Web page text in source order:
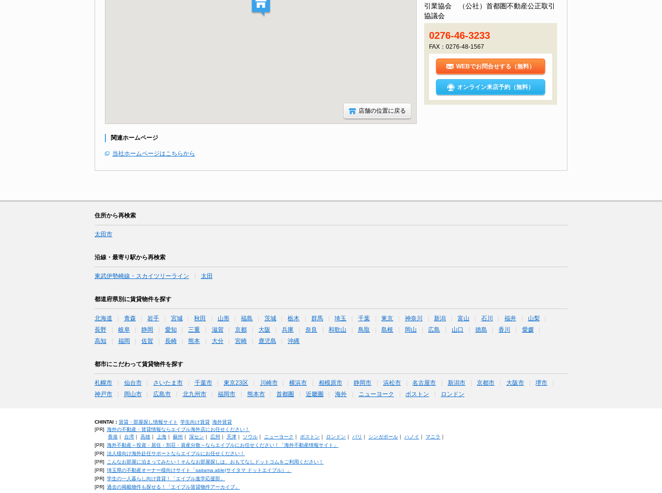
引業協会 （公社）首都圏不動産公正取引
協議会
0276-46-3233
FAX：0276-48-1567
WEBでお問合せする（無料）
オンライン来店予約（無料）
店舗の位置に戻る
関連ホームページ
当社ホームページはこちらから
住所から再検索
太田市
沿線・最寄り駅から再検索
東武伊勢崎線・スカイツリーライン 太田
都道府県別に賃貸物件を探す
北海道 青森 岩手 宮城 秋田 山形 福島 茨城 栃木 群馬 埼玉 千葉 東京 神奈川 新潟 富山 石川 福井
山梨
長野
岐阜 静岡 愛知 三重 滋賀 京都 大阪 兵庫 奈良 和歌山 鳥取 島根 岡山 広島 山口 徳島 香川
愛媛
高知
福岡 佐賀 長崎 熊本 大分 宮崎 鹿児島 沖縄
都市にこだわって賃貸物件を探す
札幌市 仙台市 さいたま市 千葉市 東京23区 川崎市 横浜市 相模原市 静岡市 浜松市 名古屋市 新潟市 京都市 大阪市
堺市
神戸市
岡山市 広島市 北九州市 福岡市 熊本市 首都圏 近畿圏 海外 ニューヨーク ボストン ロンドン
CHINTAI： 賃貸・部屋探し情報サイト 学生向け賃貸 海外賃貸
[PR] 海外の不動産・賃貸情報ならエイブル海外店にお任せください！
香港｜ 台湾｜ 高雄｜ 上海｜ 蘇州 ｜ 深セン ｜ 広州 ｜ 天津｜ ソウル｜ ニューヨーク ｜ ボストン ｜ ロンドン ｜ パリ ｜ シンガポール｜ ハノイ ｜ マニラ ｜
[PR] 海外不動産～投資・居住・別荘・資産分散～ならエイブルにお任せください！「海外不動産情報サイト」
[PR] 法人様向け海外赴任サポートならエイブルにお任せください！
[PR]
こんなお部屋に泊まってみたい！そんなお部屋探しは、おもてなしドットコムをご利用ください！
[PR] 埼玉県の不動産オーナー様向けサイト「saitama.able(サイタマ ドットエイブル）」
[PR] 学生の一人暮らし向け賃貸！「エイブル進学応援部」
[PR] 過去の掲載物件も探せる！「エイブル賃貸物件アーカイブ」